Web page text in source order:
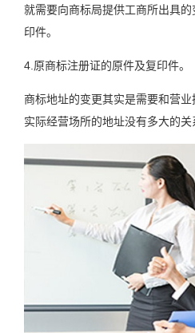
就需要向商标局提供工商所出具
印件。
4.原商标注册证的原件及复印件。
商标地址的变更其实是需要和营
实际经营场所的地址没有多大的关